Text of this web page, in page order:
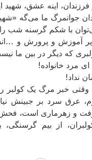
اینه عشق، شهید
جوانمرگ ما می‌گه
با شکم گرسنه شب
آموزش و پرورش و
که دیگر در بین ما
مرد خانواده!
نداد!
خبر مرگ یک کولبر
عرق سرد بر جبینش
و زهرماری است،
از بیم